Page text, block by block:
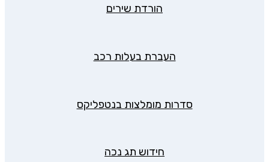
הורדת שירים
העברת בעלות רכב
סדרות מומלצות בנטפליקס
חידוש תג נכה